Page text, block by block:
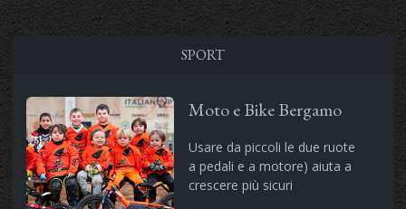
SPORT
Moto e Bike Bergamo
Usare da piccoli le due ruote
a pedali e a motore) aiuta a
crescere più sicuri